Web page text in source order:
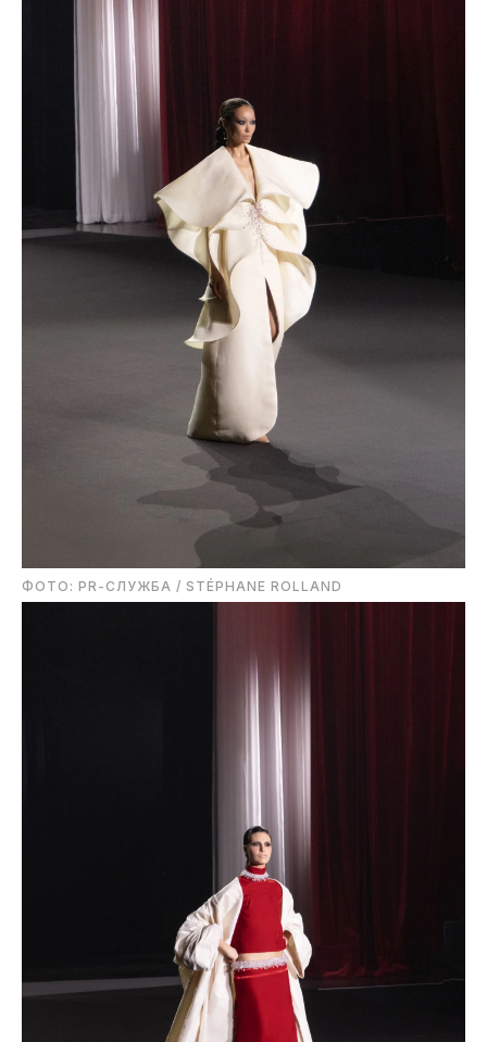
ФОТО: PR-СЛУЖБА / STÉPHANE ROLLAND